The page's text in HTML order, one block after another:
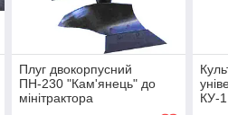
Плуг двокорпусний
ПН-230 "Кам'янець" до
мінітрактора
КУ-